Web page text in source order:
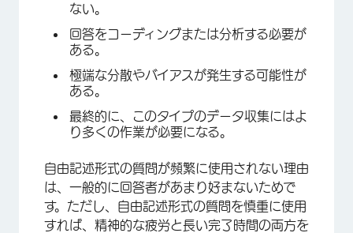
ない。
回答をコーディングまたは分析する必要が
ある。
極端な分散やバイアスが発生する可能性が
ある。
最終的に、このタイプのデータ収集にはよ
り多くの作業が必要になる。
自由記述形式の質問が頻繁に使用されない理由
は、一般的に回答者があまり好まないためで
す。ただし、自由記述形式の質問を慎重に使用
すれば、精神的な疲労と長い完了時間の両方を